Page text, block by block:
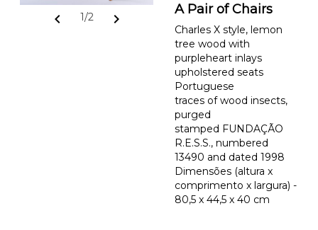
chevron_left 1/2 chevron_right
A Pair of Chairs
Charles X style, lemon
tree wood with
purpleheart inlays
upholstered seats
Portuguese
traces of wood insects,
purged
stamped FUNDAÇÃO
R.E.S.S., numbered
13490 and dated 1998
Dimensões (altura x
comprimento x largura) -
80,5 x 44,5 x 40 cm